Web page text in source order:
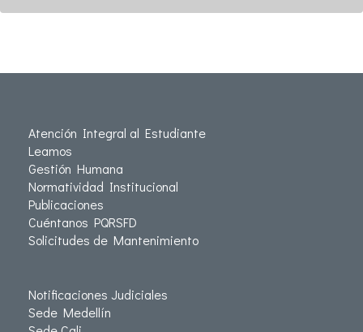
Atención Integral al Estudiante
Leamos
Gestión Humana
Normatividad Institucional
Publicaciones
Cuéntanos PQRSFD
Solicitudes de Mantenimiento
Notificaciones Judiciales
Sede Medellín